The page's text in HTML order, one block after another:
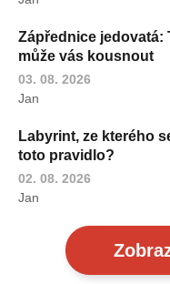
Zápřednice jedovatá:
může vás kousnout
03. 08. 2026
Jan
Labyrint, ze kterého
toto pravidlo?
02. 08. 2026
Jan